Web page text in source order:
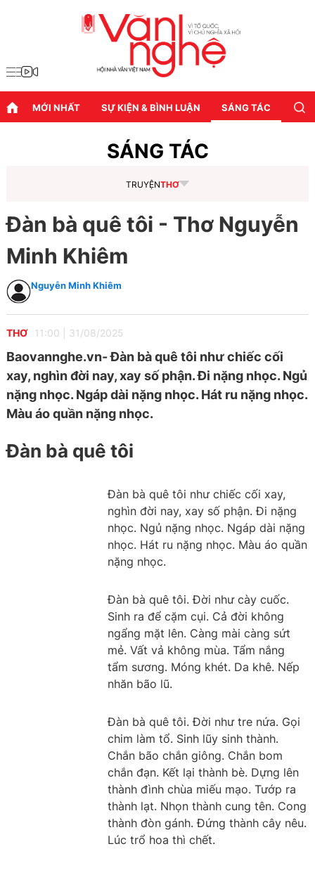
MỚI NHẤT SỰ KIỆN & BÌNH LUẬN SÁNG TÁC
SÁNG TÁC
TRUYỆNTHƠ
Đàn bà quê tôi - Thơ Nguyễn
Minh Khiêm
Nguyễn Minh Khiêm
THƠ 11:00 31/08/2025
Baovannghe.vn- Đàn bà quê tôi như chiếc cối
xay, nghìn đời nay, xay số phận. Đi nặng nhọc. Ngủ
nặng nhọc. Ngáp dài nặng nhọc. Hát ru nặng nhọc.
Màu áo quần nặng nhọc.
Đàn bà quê tôi
Đàn bà quê tôi như chiếc cối xay,
nghìn đời nay, xay số phận. Đi nặng
nhọc. Ngủ nặng nhọc. Ngáp dài nặng
nhọc. Hát ru nặng nhọc. Màu áo quần
nặng nhọc.
Đàn bà quê tôi. Đời như cày cuốc.
Sinh ra để cặm cụi. Cả đời không
ngẩng mặt lên. Càng mài càng sứt
mẻ. Vất vả không mùa. Tẩm nắng
tẩm sương. Móng khét. Da khê. Nếp
nhăn bão lũ.
Đàn bà quê tôi. Đời như tre nứa. Gọi
chim làm tổ. Sinh lũy sinh thành.
Chắn bão chắn giông. Chắn bom
chắn đạn. Kết lại thành bè. Dựng lên
thành đình chùa miếu mạo. Tướp ra
thành lạt. Nhọn thành cung tên. Cong
thành đòn gánh. Đứng thành cây nêu.
Lúc trổ hoa thì chết.